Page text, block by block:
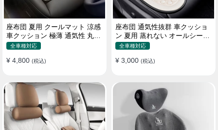
座布団 夏用 クールマット 涼感
車クッション 極薄 通気性 丸洗
いOK すずしい
全車種対応
¥ 4,800 (税込)
座布団 通気性抜群 車クッショ
ン 夏用 蒸れない オールシーズ
ン おしゃれ
全車種対応
¥ 3,000 (税込)